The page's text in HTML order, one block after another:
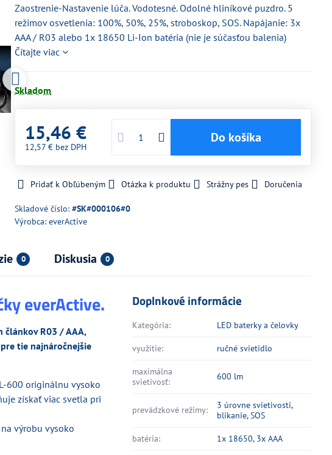
Zaostrenie-Nastavenie lúča. Vodotesné. Odolné hliníkové puzdro. 5
režimov osvetlenia: 100%, 50%, 25%, stroboskop, SOS. Napájanie: 3x
AAA / R03 alebo 1x 18650 Li-Ion batéria (nie je súčasťou balenia)
Čítajte viac
Skladom
15,46 €
12,57 € bez DPH
Do košíka
Pridať k Obľúbeným Otázka k produktu Strážny pes Doručenia
Skladové číslo:#SK#000106#0
Výrobca:everActive
0 Diskusia 0
everActive.
článkov R03 / AAA,
tie najnáročnejšie
600 originálnu vysoko
získať viac svetla pri
výrobu vysoko
Doplnkové informácie
Kategória: LED baterky a čelovky
využitie: ručné svietidlo
maximálna
svietivosť:
600 lm
prevádzkové režimy:
3 úrovne svietivosti,
blikanie, SOS
batéria: 1x 18650, 3x AAA